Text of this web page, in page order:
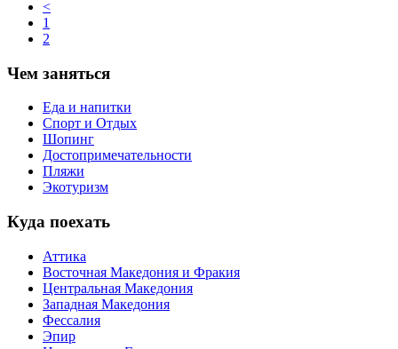
<
1
2
Чем заняться
Еда и напитки
Спорт и Отдых
Шопинг
Достопримечательности
Пляжи
Экотуризм
Куда поехать
Аттика
Восточная Македония и Фракия
Центральная Македония
Западная Македония
Фессалия
Эпир